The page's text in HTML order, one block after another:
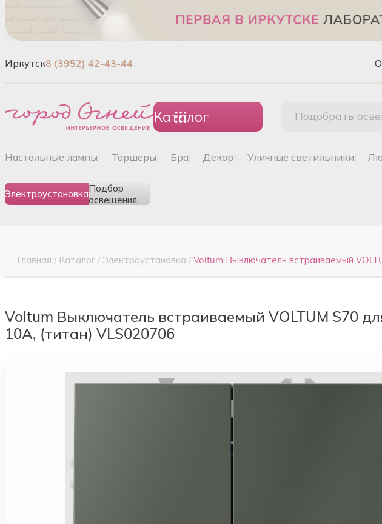
Иркутск8 (3952) 42-43-44
Каталог Подобрать
настольные лампы торшеры бра декор уличные светильники
ЭлектроустановкаПодбор
освещения
Главная / Каталог / Электроустановка / Voltum Выключатель встраиваемый
Voltum Выключатель встраиваемый VOLTUM S70
10А, (титан) VLS020706